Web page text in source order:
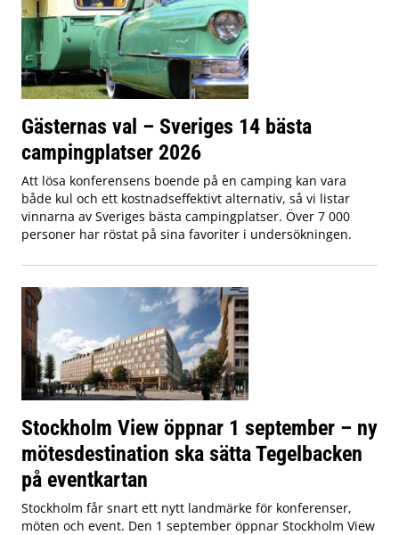
Gästernas val – Sveriges 14 bästa
campingplatser 2026
Att lösa konferensens boende på en camping kan vara
både kul och ett kostnadseffektivt alternativ, så vi listar
vinnarna av Sveriges bästa campingplatser. Över 7 000
personer har röstat på sina favoriter i undersökningen.
Stockholm View öppnar 1 september – ny
mötesdestination ska sätta Tegelbacken
på eventkartan
Stockholm får snart ett nytt landmärke för konferenser,
möten och event. Den 1 september öppnar Stockholm View